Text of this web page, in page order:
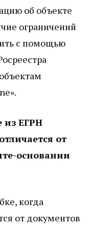
об объекте
ограничений
с помощью
из ЕГРН
от
основании
когда
от документов